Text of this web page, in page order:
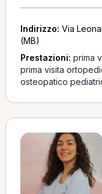
Indirizzo: Via
(MB)
Prestazioni: prima
prima visita
osteopatico